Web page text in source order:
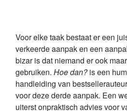
Voor elke taak bestaat er een
verkeerde aanpak en een
bizar is dat niemand er ook
gebruiken. Hoe dan?is een
handleiding van
voor deze derde aanpak. Een
uiterst onpraktisch advies voor